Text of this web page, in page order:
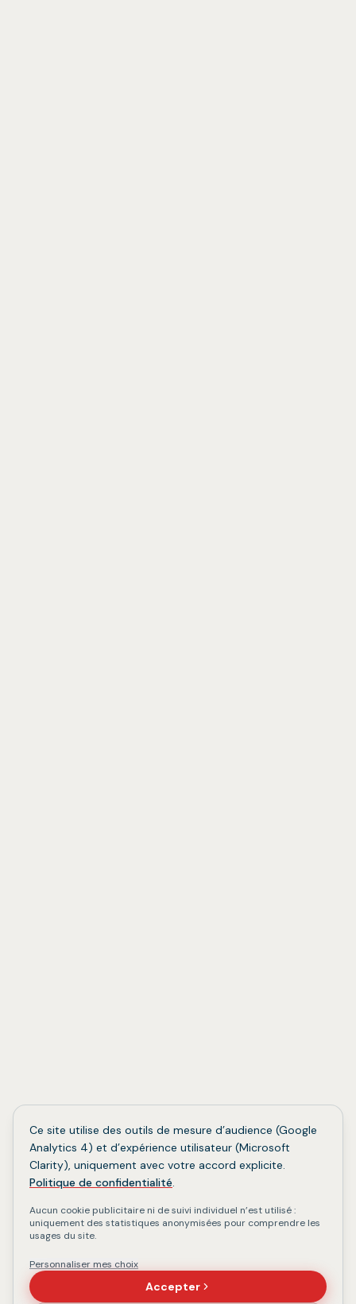
Ce site utilise des outils de mesure d’audience (Google
Analytics 4) et d’expérience utilisateur (Microsoft
Clarity), uniquement avec votre accord explicite.
Politique de confidentialité.
Aucun cookie publicitaire ni de suivi individuel n’est utilisé :
uniquement des statistiques anonymisées pour comprendre les
usages du site.
Accepter
Personnaliser mes choix